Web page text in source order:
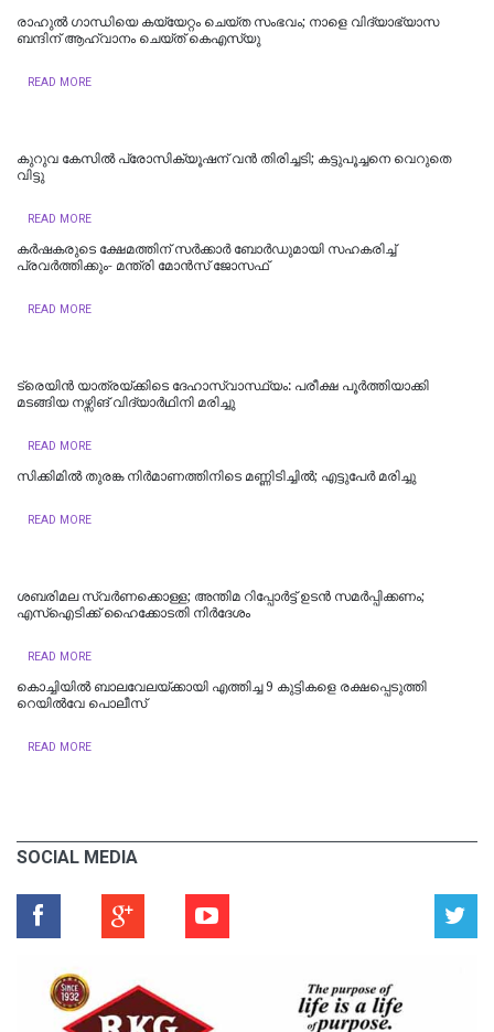
രാഹുൽ ​ഗാന്ധിയെ കയ്യേറ്റം ചെയ്ത സംഭവം‌; നാളെ വിദ്യാഭ്യാസ
ബന്ദിന് ആഹ്വാനം ചെയ്ത് കെഎസ്‍യു
READ MORE
കുറുവ കേസിൽ പ്രോസിക്യൂഷന് വൻ തിരിച്ചടി; കട്ടുപൂച്ചനെ വെറുതെ
വിട്ടു
READ MORE
കർഷകരുടെ ക്ഷേമത്തിന് സർക്കാർ ബോർഡുമായി സഹകരിച്ച്
പ്രവർത്തിക്കും- മന്ത്രി മോൻസ് ജോസഫ്
READ MORE
ട്രെയിൻ യാത്രയ്ക്കിടെ ദേഹാസ്വാസ്ഥ്യം: പരീക്ഷ പൂർത്തിയാക്കി
മടങ്ങിയ നഴ്സിങ് വിദ്യാർഥിനി മരിച്ചു
READ MORE
സിക്കിമിൽ തുരങ്ക നിർമാണത്തിനിടെ മണ്ണിടിച്ചിൽ; എട്ടുപേർ മരിച്ചു
READ MORE
ശബരിമല സ്വര്‍ണക്കൊള്ള; അന്തിമ റിപ്പോര്‍ട്ട് ഉടന്‍ സമര്‍പ്പിക്കണം;
എസ്‌ഐടിക്ക് ഹൈക്കോടതി നിര്‍ദേശം
READ MORE
കൊച്ചിയില്‍ ബാലവേലയ്ക്കായി എത്തിച്ച 9 കുട്ടികളെ രക്ഷപ്പെടുത്തി
റെയില്‍വേ പൊലീസ്
READ MORE
SOCIAL MEDIA